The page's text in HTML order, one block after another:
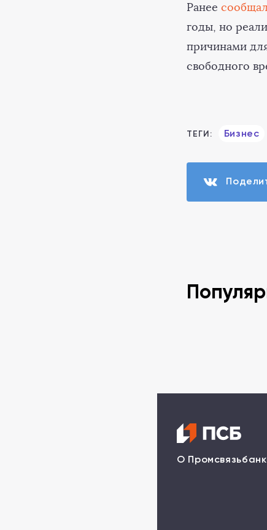
Ранее
годы, но
причинами
свободного
ТЕГИ: Бизнес
О